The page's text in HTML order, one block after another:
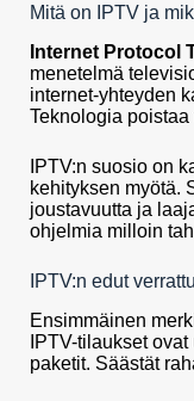
Mitä on IPTV ja
Internet Protocol
menetelmä
internet-yhteyden
Teknologia
IPTV:n suosio on
kehityksen myötä.
joustavuutta ja
ohjelmia milloin
IPTV:n edut
Ensimmäinen
IPTV-tilaukset
paketit. Säästät